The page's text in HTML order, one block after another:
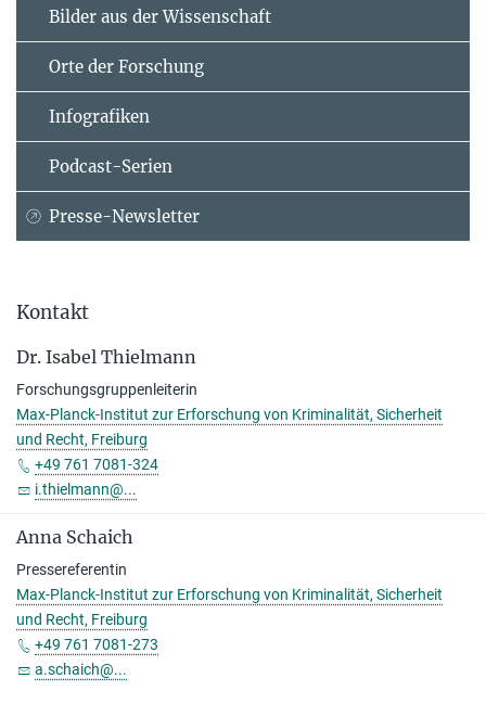
Bilder aus der Wissenschaft
Orte der Forschung
Infografiken
Podcast-Serien
Presse-Newsletter
Kontakt
Dr. Isabel Thielmann
Forschungsgruppenleiterin
Max-Planck-Institut zur Erforschung von Kriminalität, Sicherheit
und Recht, Freiburg
+49 761 7081-324
i.thielmann@...
Anna Schaich
Pressereferentin
Max-Planck-Institut zur Erforschung von Kriminalität, Sicherheit
und Recht, Freiburg
+49 761 7081-273
a.schaich@...